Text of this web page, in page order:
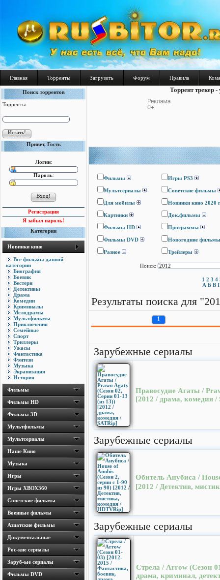
Главная Торренты Загрузить Форум Правила
Поиск торрентов
Торренты
Привет, Гость
Логин:
Пароль:
Регистрация
Я забыл пароль!
Категории
Новинки кино
Все фильмы данной
категории
Биография
Боевик
Вестерн
Детективы
Драма
Комедии
Криминалы
Мелодрамы
Мультфильмы
Приключения
Семейные
Спорт
Триллеры
Ужасы
Фантастика
Фэнтези
Музыка
Экранизация
История
Фильмы
Фильмы HD
Фильмы 3D
Мультфильмы
Мультсериалы
Наше Кино
Музыка
Игры
Игры ХВОХ360
Cоветские фильмы
Военные фильмы
Азиатские фильмы
Документальные
Рос-кие сериалы
Заруб-ые сериалы
Фильмы DVD
Торрент трекер
Фильмы Игры PS3
Мультсериалы Cоветские фильмы
Для мобилы Новинки кино 2020
Картинки Док.фильмы
Фильмы HD Программы
Фильмы DVD Новогодние фильмы
Разное Трейлеры
Поиск:
1 2 3 4
А Б В
Результаты поиска для
1
Зарубежные сериалы
Правосудие Агаты /
[2012 / драма, комедия /
Зарубежные сериалы
Обитель Анубиса /
[2012 / Детектив,
Зарубежные сериалы
Стрела / Arrow (Сезон
драма, криминал,